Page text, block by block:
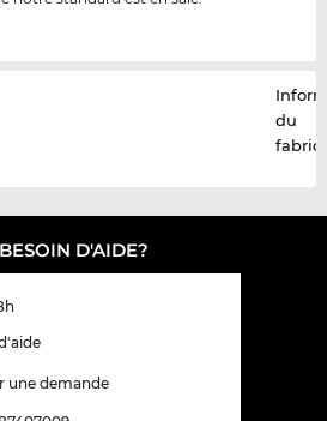
du
D'AIDE?
une demande